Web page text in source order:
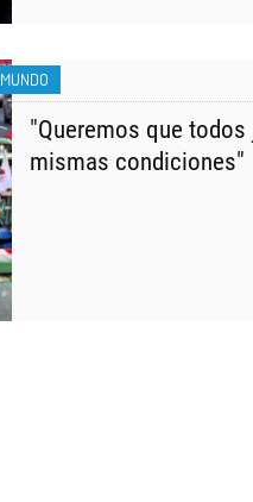
MUNDO
"Queremos que
mismas condiciones"